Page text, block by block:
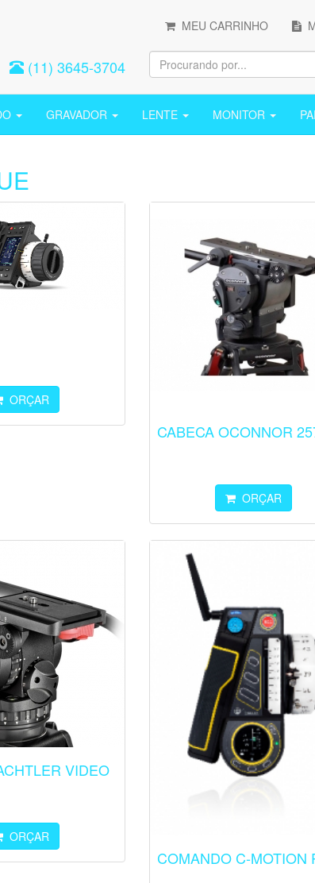
MEU CARRINHO
(11) 3645-3704
GRAVADOR LENTE MONITOR
ORÇAR
CABECA OCONNOR
ORÇAR
VIDEO
ORÇAR
COMANDO C-MOTION